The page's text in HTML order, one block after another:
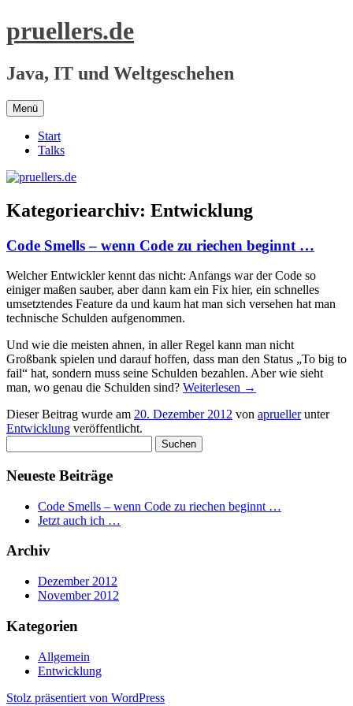
Inhalt
pruellers.de
Java, IT und Weltgeschehen
Menü
Start
Talks
Kategoriearchiv: Entwicklung
Code Smells – wenn Code zu riechen beginnt …
Welcher Entwickler kennt das nicht: Anfangs war der Code so
einiger maßen sauber, aber dann kam ein Fix hier, ein schnelles
umsetztendes Feature da und kaum hat man sich versehen hat man
technische Schulden aufgenommen.
Und wie die meisten ahnen, in aller Regel kann man nicht
Großbank spielen und darauf hoffen, dass man den Status „To big to
fail“ hat, sondern muss seine Schulden bezahlen. Aber wie sieht
man, wo genau die Schulden sind? Weiterlesen →
Dieser Beitrag wurde am 20. Dezember 2012 von apruellerunter
Entwicklung veröffentlicht.
nach:
Neueste Beiträge
Code Smells – wenn Code zu riechen beginnt …
Jetzt auch ich …
Archiv
Dezember 2012
November 2012
Kategorien
Allgemein
Entwicklung
Stolz präsentiert von WordPress